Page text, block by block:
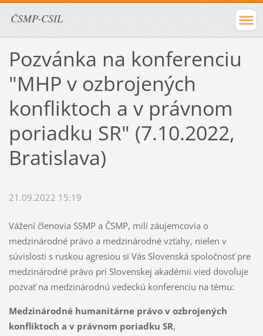
ČSMP-CSIL
Pozvánka na konferenciu
"MHP v ozbrojených
konfliktoch a v právnom
poriadku SR" (7.10.2022,
Bratislava)
21.09.2022 15:19
Vážení členovia SSMP a ČSMP, milí záujemcovia o
medzinárodné právo a medzinárodné vzťahy, nielen v
súvislosti s ruskou agresiou si Vás Slovenská spoločnosť pre
medzinárodné právo pri Slovenskej akadémii vied dovoľuje
pozvať na medzinárodnú vedeckú konferenciu na tému:
Medzinárodné humanitárne právo v ozbrojených
konfliktoch a v právnom poriadku SR,